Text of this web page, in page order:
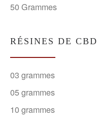
50 Grammes
RÉSINES DE CBD
03 grammes
05 grammes
10 grammes